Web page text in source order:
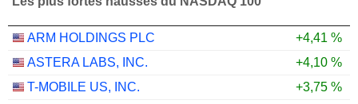
ARM HOLDINGS PLC
+4,41 %
ASTERA LABS, INC.
+4,10 %
T-MOBILE US, INC.
+3,75 %